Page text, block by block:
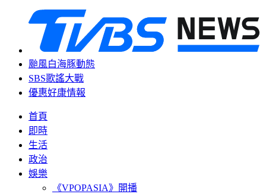
颱風白海豚動態
SBS歌謠大戰
優惠好康情報
首頁
即時
生活
政治
娛樂
《VPOPASIA》開播